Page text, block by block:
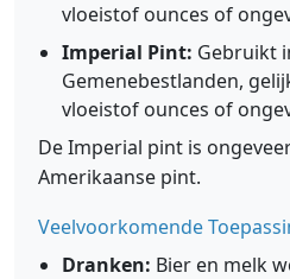
vloeistof ounces of
Imperial Pint: Gebruikt
Gemenebestlanden,
vloeistof ounces of
De Imperial pint is
Amerikaanse pint.
Veelvoorkomende
Dranken: Bier en melk